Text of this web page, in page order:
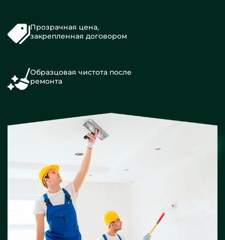
Прозрачная цена,
закрепленная договором
Образцовая чистота после
ремонта